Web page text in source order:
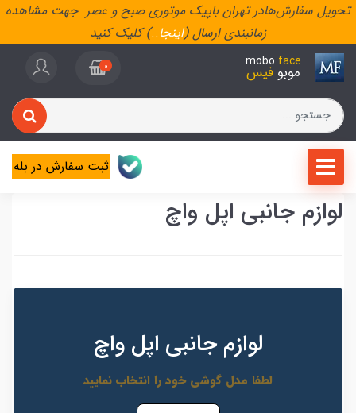
تحویل سفارش‌هادر تهران باپیک موتوری صبح و عصر جهت مشاهده
زمانبندی ارسال (اینجا..) کلیک کنید
mobo face
موبو فیس 0
ثبت سفارش در بله
لوازم جانبی اپل واچ
لوازم جانبی اپل واچ
لطفا مدل گوشی خود را انتخاب نمایید